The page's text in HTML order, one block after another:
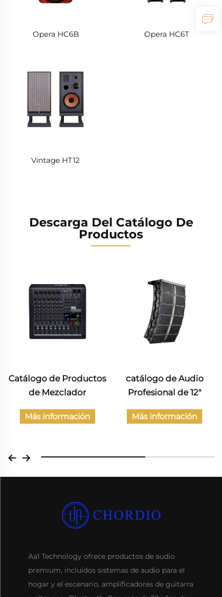
Opera HC6B Opera HC6T
Vintage HT12
Descarga Del Catálogo De
Productos
Catálogo de Productos
de Mezclador
Más información
catálogo de Audio
Profesional de 12"
Más información
Aa1 Technology ofrece productos de audio
premium, incluidos sistemas de audio para el
hogar y el escenario, amplificadores de guitarra